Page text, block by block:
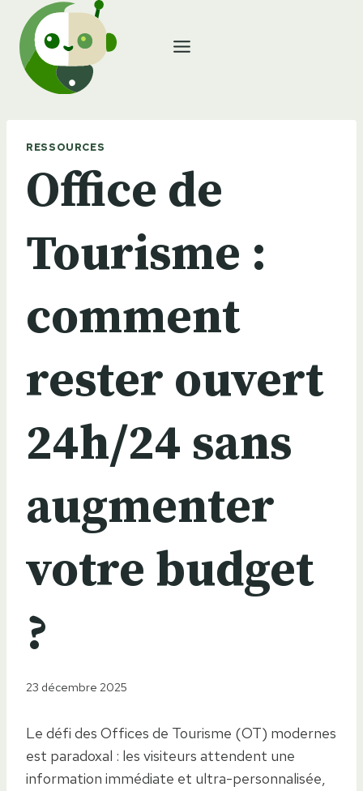
contenu
RESSOURCES
Office de
Tourisme :
comment
rester ouvert
24h/24 sans
augmenter
votre budget
?
23 décembre 2025
Le défi des Offices de Tourisme (OT) modernes
est paradoxal : les visiteurs attendent une
information immédiate et ultra-personnalisée,